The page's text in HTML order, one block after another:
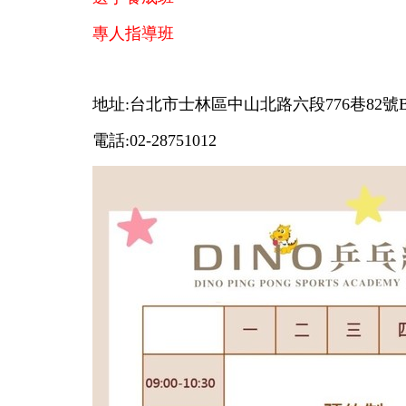
專人指導班
地址:台北市士林區中山北路六段776巷82號
電話:02-28751012